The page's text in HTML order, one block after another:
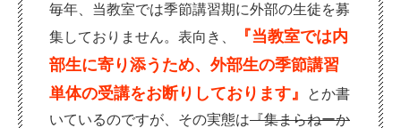
毎年、当教室では季節講習期に外部の生徒を募
集しておりません。表向き、
『当教室では内
部生に寄り添うため、外部生の季節講習
単体の受講をお断りしております』
とか書
いているのですが、その実態は『集まらねーか